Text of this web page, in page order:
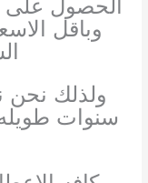
الحصول على
وباقل
ولذلك نحن
سنوات